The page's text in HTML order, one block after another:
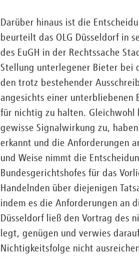
Darüber hinaus ist die
beurteilt das OLG Düsseldorf in
des EuGH in der Rechtssache
Stellung unterlegener Bieter bei
den trotz bestehender
angesichts einer unterbliebenen
für nichtig zu halten. Gleichwohl
gewisse Signalwirkung zu,
erkannt und die Anforderungen
und Weise nimmt die
Bundesgerichtshofes für das
Handelnden über diejenigen
indem es die Anforderungen an
Düsseldorf ließ den Vortrag des
legt, genügen und verwies
Nichtigkeitsfolge nicht